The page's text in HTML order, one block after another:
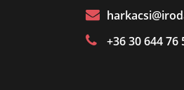
+36 30 644 76